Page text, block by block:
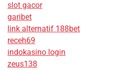
slot gacor
garibet
link alternatif 188bet
receh69
indokasino login
zeus138